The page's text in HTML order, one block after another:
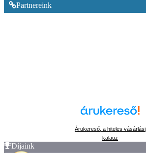
Partnereink
Árukereső, a hiteles vásárlási
kalauz
Díjaink